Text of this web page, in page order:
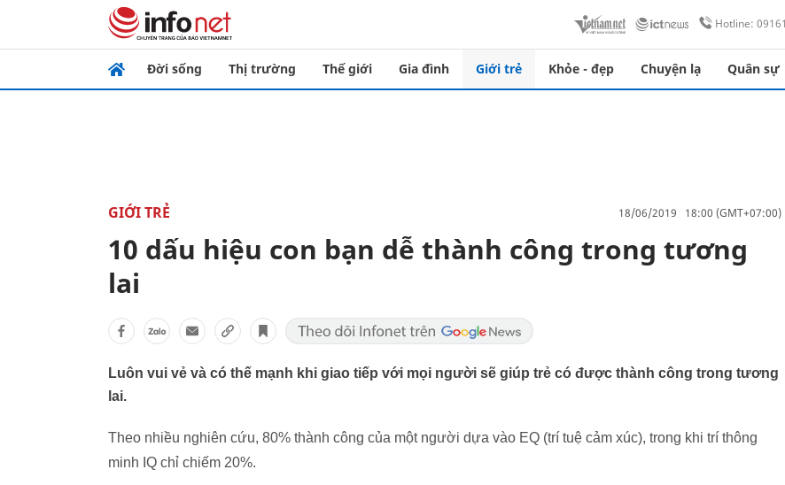
Hotline:
Đời sống Thị trường Thế giới Gia đình Giới trẻ Khỏe - đẹp Chuyện lạ Quân sự
GIỚI TRẺ 18/06/2019 18:00 (GMT+07:00)
10 dấu hiệu con bạn dễ thành công trong tương
lai
Luôn vui vẻ và có thế mạnh khi giao tiếp với mọi người sẽ giúp trẻ có được thành công trong tương
lai.
Theo nhiều nghiên cứu, 80% thành công của một người dựa vào EQ (trí tuệ cảm xúc), trong khi trí thông
minh IQ chỉ chiếm 20%.